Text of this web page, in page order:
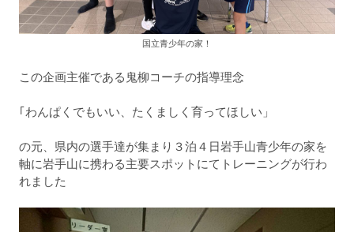
国立青少年の家！
この企画主催である鬼柳コーチの指導理念
｢わんぱくでもいい、たくましく育ってほしい」
の元、県内の選手達が集まり３泊４日岩手山青少年の家を
軸に岩手山に携わる主要スポットにてトレーニングが行わ
れました